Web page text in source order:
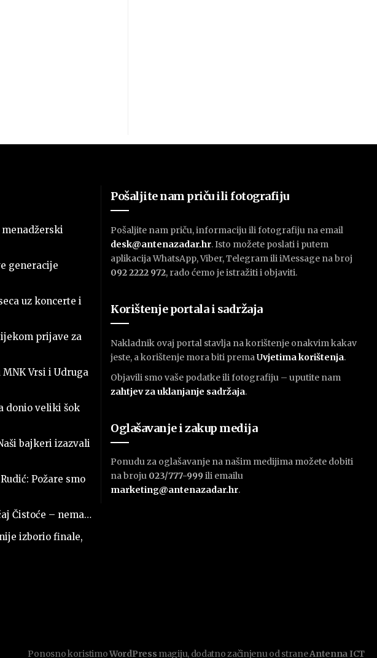
menadžerski
generacije
uz koncerte i
prijave za
MNK Vrsi i Udruga
donio veliki šok
bajkeri izazvali
Rudić: Požare smo
Čistoće – nema…
izborio finale,
Pošaljite nam priču ili fotografiju
Pošaljite nam priču, informaciju ili fotografiju na email
desk@antenazadar.hr. Isto možete poslati i putem
aplikacija WhatsApp, Viber, Telegram ili iMessage na broj
092 2222 972, rado ćemo je istražiti i objaviti.
Korištenje portala i sadržaja
Nakladnik ovaj portal stavlja na korištenje onakvim kakav
jeste, a korištenje mora biti premaUvjetima korištenja.
Objavili smo vaše podatke ili fotografiju – uputite nam
zahtjev za uklanjanje sadržaja.
Oglašavanje i zakup medija
Ponudu za oglašavanje na našim medijima možete dobiti
na broju 023/777-999 ili emailu
marketing@antenazadar.hr.
Ponosno koristimoWordPress magiju, dodatno začinjenu od straneAntenna ICT